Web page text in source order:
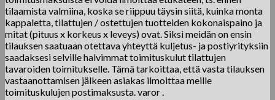
tilaamista valmiina, koska se riippuu täysin siitä, kuinka monta
kappaletta, tilattujen / ostettujen tuotteiden kokonaispaino ja
mitat (pituus x korkeus x leveys) ovat. Siksi meidän on ensin
tilauksen saatuaan otettava yhteyttä kuljetus- ja postiyrityksiin
saadaksesi selville halvimmat toimituskulut tilattujen
tavaroiden toimitukselle. Tämä tarkoittaa, että vasta tilauksen
vastaanottamisen jälkeen asiakas ilmoittaa meille
toimituskulujen postimaksusta. varor .